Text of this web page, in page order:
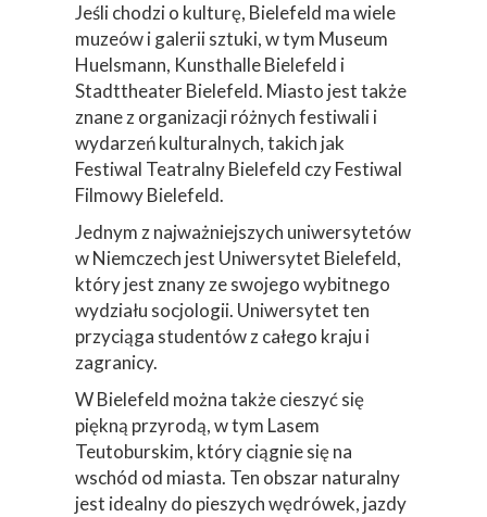
Jeśli chodzi o kulturę, Bielefeld ma wiele
muzeów i galerii sztuki, w tym Museum
Huelsmann, Kunsthalle Bielefeld i
Stadttheater Bielefeld. Miasto jest także
znane z organizacji różnych festiwali i
wydarzeń kulturalnych, takich jak
Festiwal Teatralny Bielefeld czy Festiwal
Filmowy Bielefeld.
Jednym z najważniejszych uniwersytetów
w Niemczech jest Uniwersytet Bielefeld,
który jest znany ze swojego wybitnego
wydziału socjologii. Uniwersytet ten
przyciąga studentów z całego kraju i
zagranicy.
W Bielefeld można także cieszyć się
piękną przyrodą, w tym Lasem
Teutoburskim, który ciągnie się na
wschód od miasta. Ten obszar naturalny
jest idealny do pieszych wędrówek, jazdy